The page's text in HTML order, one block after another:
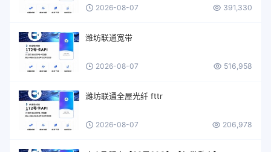
2026-08-07 391,330
潍坊联通宽带
2026-08-07 516,958
潍坊联通全屋光纤 fttr
2026-08-07 206,978